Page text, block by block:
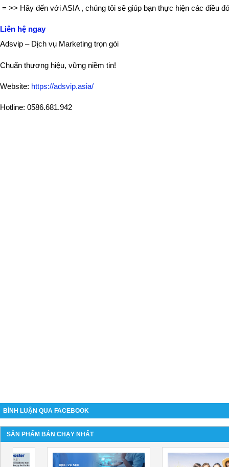
= >> Hãy đến với ASIA , chúng tôi sẽ giúp bạn thực hiện các điều
Liên hệ ngay
Adsvip – Dịch vụ Marketing trọn gói
Chuẩn thương hiệu, vững niềm tin!
Website: https://adsvip.asia/
Hotline: 0586.681.942
BÌNH LUẬN QUA FACEBOOK
SẢN PHẨM BÁN CHẠY NHẤT